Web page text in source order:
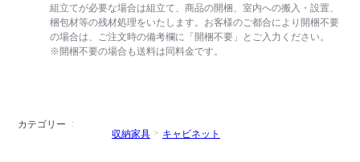
組立てが必要な場合は組立て、商品の開梱、室内への搬入・設置、
梱包材等の残材処理をいたします。お客様のご都合により開梱不要
の場合は、ご注文時の備考欄に「開梱不要」とご入力ください。
※開梱不要の場合も送料は同料金です。
カテゴリー
収納家具
キャビネット